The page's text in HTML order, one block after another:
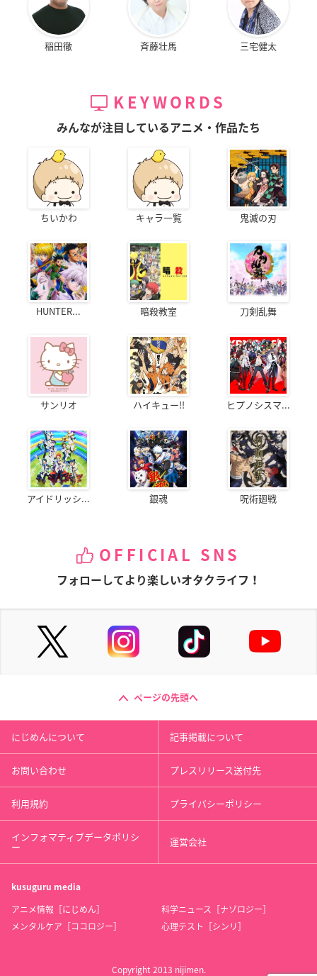
稲田徹 斉藤壮馬 三宅健太
KEYWORDS
みんなが注目しているアニメ・作品たち
ちいかわ キャラ一覧 鬼滅の刃
HUNTER... 暗殺教室 刀剣乱舞
サンリオ ハイキュー!! ヒプノシスマ...
アイドリッシ... 銀魂 呪術廻戦
OFFICIAL SNS
フォローしてより楽しいオタクライフ！
ページの先頭へ
にじめんについて 記事掲載について
お問い合わせ プレスリリース送付先
利用規約 プライバシーポリシー
インフォマティブデータポリシ
ー 運営会社
kusuguru media
アニメ情報［にじめん］
科学ニュース［ナゾロジー］
メンタルケア［ココロジー］
心理テスト［シンリ］
Copyright 2013 nijimen.